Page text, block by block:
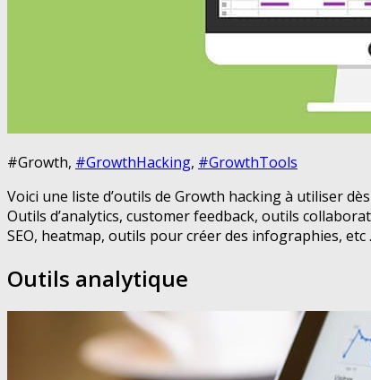
#Growth, #GrowthHacking, #GrowthTools
Voici une liste d’outils de Growth hacking à utiliser
Outils d’analytics, customer feedback, outils
SEO, heatmap, outils pour créer des infographies, etc
Outils analytique